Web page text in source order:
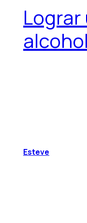
Esteve